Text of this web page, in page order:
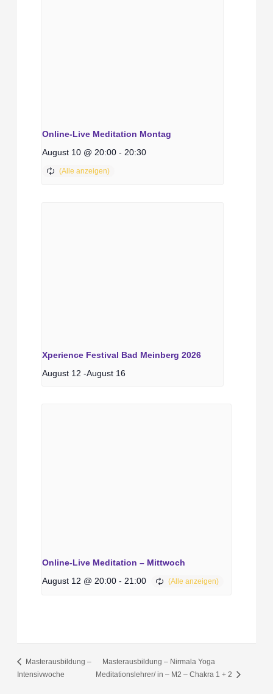
Online-Live Meditation Montag
August 10 @ 20:00 - 20:30
Xperience Festival Bad Meinberg 2026
August 12 -August 16
Online-Live Meditation – Mittwoch
August 12 @ 20:00 - 21:00
Masterausbildung –
Intensivwoche
Masterausbildung – Nirmala Yoga
Meditationslehrer/ in – M2 – Chakra 1 + 2